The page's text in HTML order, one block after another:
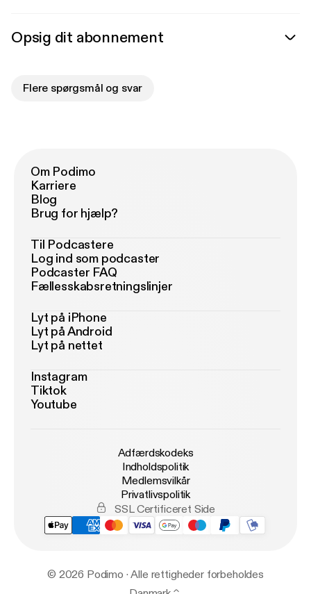
Opsig dit abonnement
Flere spørgsmål og svar
Om Podimo
Karriere
Blog
Brug for hjælp?
Til Podcastere
Log ind som podcaster
Podcaster FAQ
Fællesskabsretningslinjer
Lyt på iPhone
Lyt på Android
Lyt på nettet
Instagram
Tiktok
Youtube
Adfærdskodeks
Indholdspolitik
Medlemsvilkår
Privatlivspolitik
SSL Certificeret Side
© 2026 Podimo · Alle rettigheder forbeholdes